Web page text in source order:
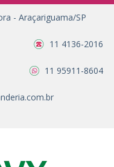
- Araçariguama/SP
11 4136-2016
11 95911-8604